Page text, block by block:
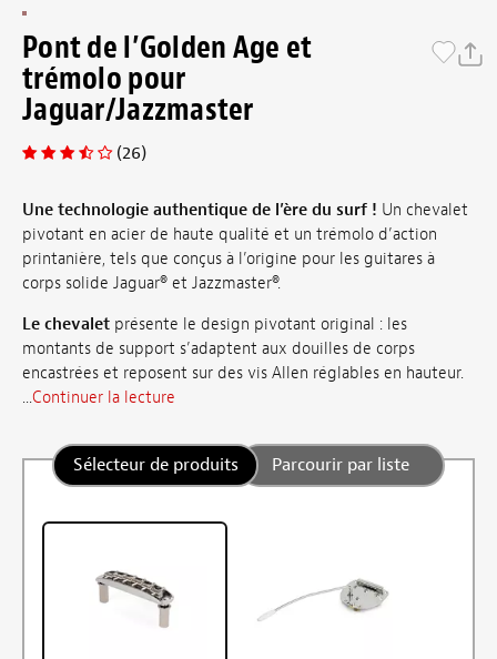
Pont de l’Golden Age et
trémolo pour
Jaguar/Jazzmaster
(26)
Une technologie authentique de l’ère du surf ! Un chevalet
pivotant en acier de haute qualité et un trémolo d’action
printanière, tels que conçus à l’origine pour les guitares à
corps solide Jaguar® et Jazzmaster®.
Le chevalet présente le design pivotant original : les
montants de support s’adaptent aux douilles de corps
encastrées et reposent sur des vis Allen réglables en hauteur.
...Continuer la lecture
Sélecteur de produits Parcourir par liste